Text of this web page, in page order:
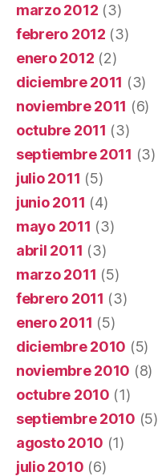
marzo 2012 (3)
febrero 2012 (3)
enero 2012 (2)
diciembre 2011 (3)
noviembre 2011 (6)
octubre 2011 (3)
septiembre 2011 (3)
julio 2011 (5)
junio 2011 (4)
mayo 2011 (3)
abril 2011 (3)
marzo 2011 (5)
febrero 2011 (3)
enero 2011 (5)
diciembre 2010 (5)
noviembre 2010 (8)
octubre 2010 (1)
septiembre 2010 (5)
agosto 2010 (1)
julio 2010 (6)